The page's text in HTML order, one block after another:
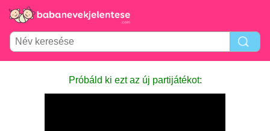
Próbáld ki ezt az új partijátékot: